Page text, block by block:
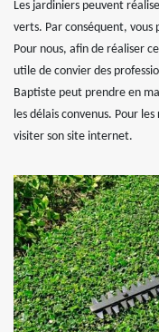
Les jardiniers peuvent
verts. Par conséquent, vous
Pour nous, afin de réaliser
utile de convier des
Baptiste peut prendre en
les délais convenus. Pour
visiter son site internet.